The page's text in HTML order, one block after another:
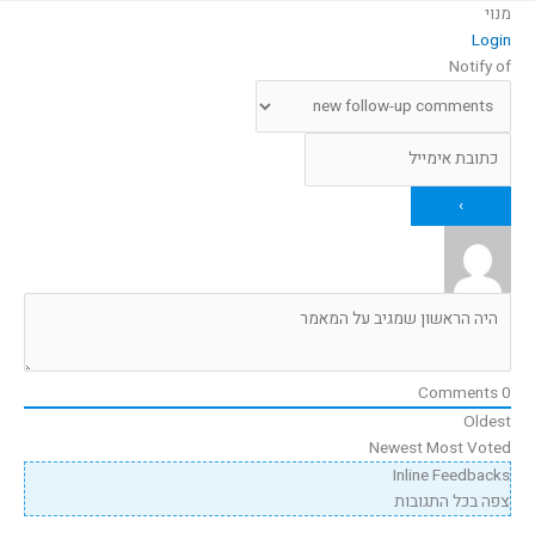
מנוי
Login
Notify of
0
Oldest
NewestMost Voted
Inline Feedbacks
צפה בכל התגובות